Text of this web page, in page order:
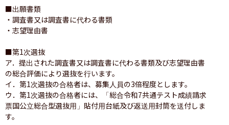
■出願書類
・調査書又は調査書に代わる書類
・志望理由書
■第1次選抜
ア．提出された調査書又は調査書に代わる書類及び志望理由書
の総合評価により選抜を行います。
イ．第1次選抜の合格者は、募集人員の3倍程度とします。
ウ．第1次選抜の合格者には、「総合令和7共通テスト成績請求
票国公立総合型選抜用」貼付用台紙及び返送用封筒を送付しま
す。